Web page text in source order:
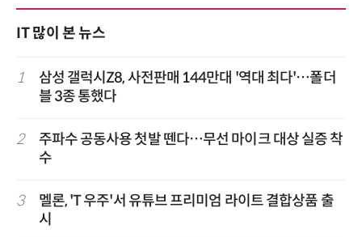
IT 많이 본 뉴스
1
삼성 갤럭시Z8, 사전판매 144만대 '역대 최다'…폴더
블 3종 통했다
2
주파수 공동사용 첫발 뗀다…무선 마이크 대상 실증 착
수
3
멜론, 'T 우주'서 유튜브 프리미엄 라이트 결합상품 출
시